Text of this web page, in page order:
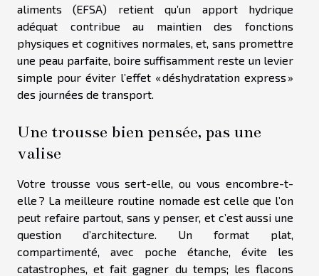
aliments (EFSA) retient qu’un apport hydrique
adéquat contribue au maintien des fonctions
physiques et cognitives normales, et, sans promettre
une peau parfaite, boire suffisamment reste un levier
simple pour éviter l’effet « déshydratation express »
des journées de transport.
Une trousse bien pensée, pas une
valise
Votre trousse vous sert-elle, ou vous encombre-t-
elle ? La meilleure routine nomade est celle que l’on
peut refaire partout, sans y penser, et c’est aussi une
question d’architecture. Un format plat,
compartimenté, avec poche étanche, évite les
catastrophes, et fait gagner du temps; les flacons